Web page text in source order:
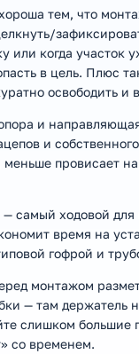
тем, что
или когда
в цель. Плюс
освободить и
и
и
провисает
самый ходовой
время на
гофрой и
монтажом
— там
слишком большие
со временем.